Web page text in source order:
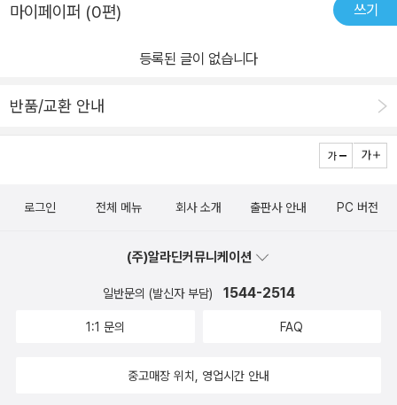
마이페이퍼 (0편) 쓰기
등록된 글이 없습니다
반품/교환 안내
로그인 전체 메뉴 회사 소개 출판사 안내 PC 버전
(주)알라딘커뮤니케이션
일반문의 (발신자 부담) 1544-2514
1:1 문의 FAQ
중고매장 위치, 영업시간 안내